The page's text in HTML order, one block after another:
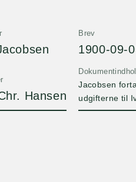
Brev
1900-09-
Hansen
Jacobsen
udgifterne til